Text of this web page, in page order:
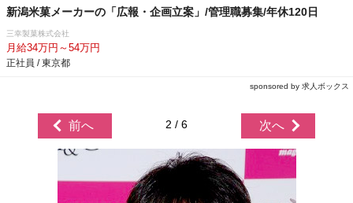
新潟米菓メーカーの「広報・企画立案」/管理職募集/年休120日
三幸製菓株式会社
月給34万円～54万円
正社員 / 東京都
sponsored by 求人ボックス
前へ 2 / 6 次へ